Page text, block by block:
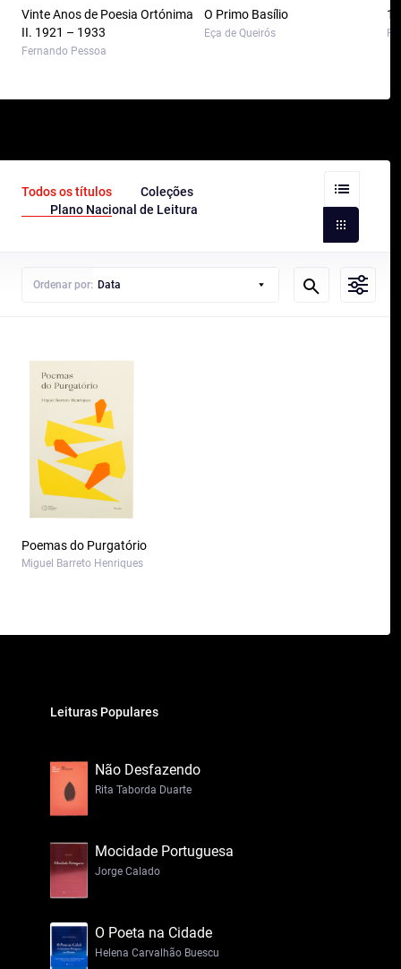
Vinte Anos de Poesia Ortónima
II. 1921 – 1933
Fernando Pessoa
O Primo Basílio
Eça de Queirós
Todos os títulos
Coleções
Plano Nacional de Leitura
Ordenar por: Data
Poemas do Purgatório
Miguel Barreto Henriques
Leituras Populares
Não Desfazendo
Rita Taborda Duarte
Mocidade Portuguesa
Jorge Calado
O Poeta na Cidade
Helena Carvalhão Buescu